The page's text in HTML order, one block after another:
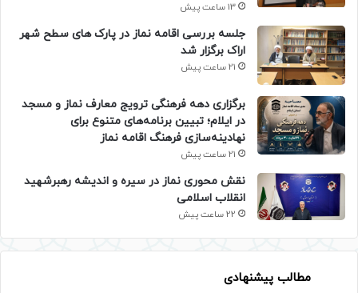
13 ساعت پیش
جلسه بررسی اقامه نماز در پارک های سطح شهر
اراک برگزار شد
21 ساعت پیش
برگزاری دهه فرهنگی ترویج معارف نماز و مسجد
در ایلام؛ تبیین برنامه‌های متنوع برای
نهادینه‌سازی فرهنگ اقامه نماز
21 ساعت پیش
نقش محوری نماز در سیره و اندیشه رهبرشهید
انقلاب اسلامی
22 ساعت پیش
مطالب پیشنهادی